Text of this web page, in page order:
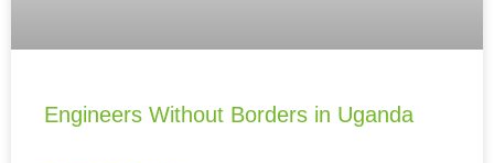
Engineers Without Borders in Uganda